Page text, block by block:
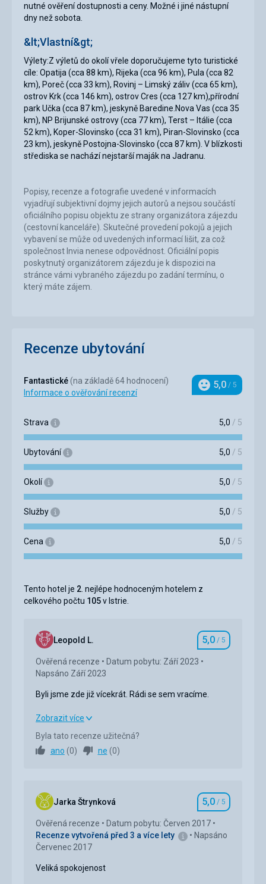
nutné ověření dostupnosti a ceny. Možné i jiné nástupní
dny než sobota.
&lt;Vlastní&gt;
Výlety:Z výletů do okolí vřele doporučujeme tyto turistické
cíle: Opatija (cca 88 km), Rijeka (cca 96 km), Pula (cca 82
km), Poreč (cca 33 km), Rovinj – Limský záliv (cca 65 km),
ostrov Krk (cca 146 km), ostrov Cres (cca 127 km),přírodní
park Učka (cca 87 km), jeskyně Baredine.Nova Vas (cca 35
km), NP Brijunské ostrovy (cca 77 km), Terst – Itálie (cca
52 km), Koper-Slovinsko (cca 31 km), Piran-Slovinsko (cca
23 km), jeskyně Postojna-Slovinsko (cca 87 km). V blízkosti
střediska se nachází nejstarší maják na Jadranu.
Popisy, recenze a fotografie uvedené v informacích
vyjadřují subjektivní dojmy jejich autorů a nejsou součástí
oficiálního popisu objektu ze strany organizátora zájezdu
(cestovní kanceláře). Skutečné provedení pokojů a jejich
vybavení se může od uvedených informací lišit, za což
společnost Invia nenese odpovědnost. Oficiální popis
poskytnutý organizátorem zájezdu je k dispozici na
stránce vámi vybraného zájezdu po zadání termínu, o
který máte zájem.
Recenze ubytování
Fantastické (na základě 64 hodnocení)
Informace o ověřování recenzí
Hodnocení
5,0 / 5
Strava 5,0 / 5
Ubytování 5,0 / 5
Okolí 5,0 / 5
Služby 5,0 / 5
Cena 5,0 / 5
Tento hotel je 2. nejlépe hodnoceným hotelem z
celkového počtu 105v Istrie.
Leopold L. Hodnocení
5,0 / 5
Ověřená recenze
Datum pobytu: Září 2023
Napsáno Září 2023
Byli jsme zde již vícekrát. Rádi se sem vracíme.
Byli jsme zde již vícekrát. Rádi se sem vracíme.
Strava
Služby 5,0/ 5
Cena 5,0/ 5
Pláž
Zobrazit více
Byla tato recenze užitečná?
ano (0) ne (0)
Jarka Štrynková Hodnocení
5,0 / 5
Ověřená recenze
Datum pobytu: Červen 2017
Recenze vytvořená před 3 a více lety
Napsáno
Červenec 2017
Veliká spokojenost